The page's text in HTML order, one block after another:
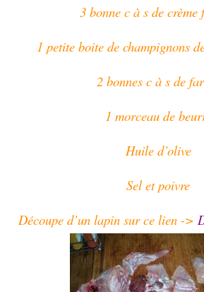
3 bonne c à s de crème
1 petite boite de champignons
2 bonnes c à s de
1 morceau de
Huile d’olive
Sel et poivre
Découpe d’un lapin sur ce lien ->